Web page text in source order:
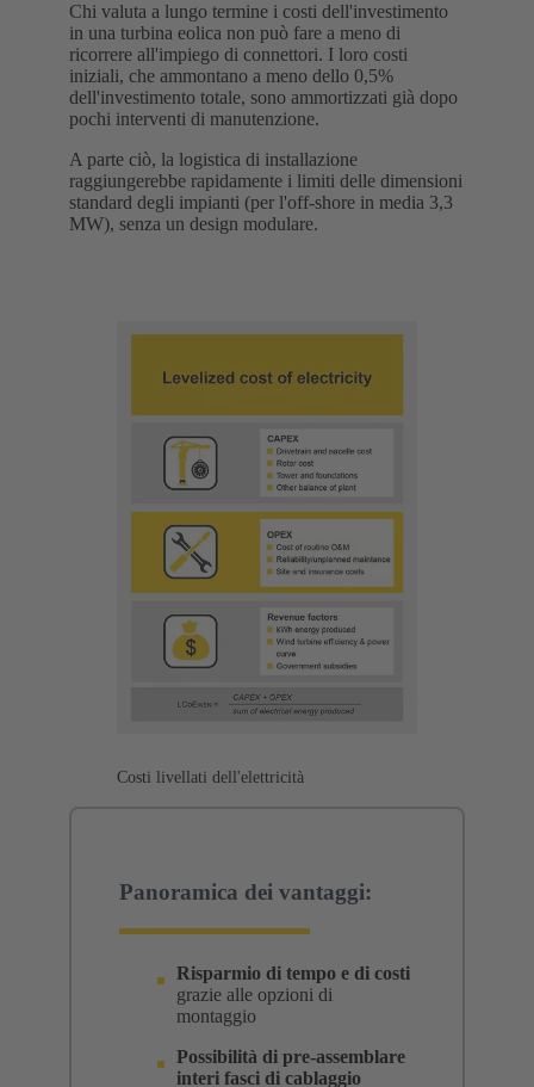
Chi valuta a lungo termine i costi dell'investimento
in una turbina eolica non può fare a meno di
ricorrere all'impiego di connettori. I loro costi
iniziali, che ammontano a meno dello 0,5%
dell'investimento totale, sono ammortizzati già dopo
pochi interventi di manutenzione.
A parte ciò, la logistica di installazione
raggiungerebbe rapidamente i limiti delle dimensioni
standard degli impianti (per l'off-shore in media 3,3
MW), senza un design modulare.
Costi livellati dell'elettricità
Panoramica dei vantaggi:
Risparmio di tempo e di costi
grazie alle opzioni di
montaggio
Possibilità di pre-assemblare
interi fasci di cablaggio